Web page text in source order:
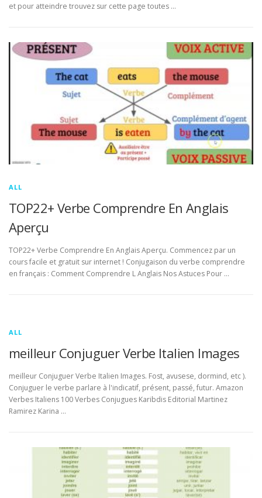
et pour atteindre trouvez sur cette page toutes …
ALL
TOP22+ Verbe Comprendre En Anglais
Aperçu
TOP22+ Verbe Comprendre En Anglais Aperçu. Commencez par un
cours facile et gratuit sur internet ! Conjugaison du verbe comprendre
en français : Comment Comprendre L Anglais Nos Astuces Pour …
ALL
meilleur Conjuguer Verbe Italien Images
meilleur Conjuguer Verbe Italien Images. Fost, avusese, dormind, etc ).
Conjuguer le verbe parlare à l'indicatif, présent, passé, futur. Amazon
Verbes Italiens 100 Verbes Conjugues Karibdis Editorial Martinez
Ramirez Karina …